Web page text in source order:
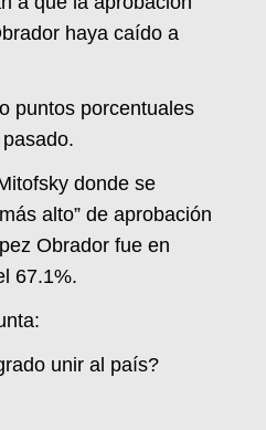
haya caído a
puntos porcentuales
donde se
alto” de aprobación
Obrador fue en
67.1%.
unir al país?